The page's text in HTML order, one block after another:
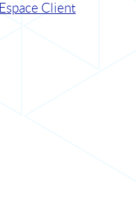
Espace Client